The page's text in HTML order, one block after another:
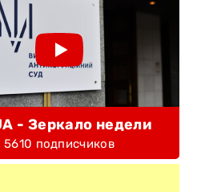
- Зеркало недели
5610 подписчиков